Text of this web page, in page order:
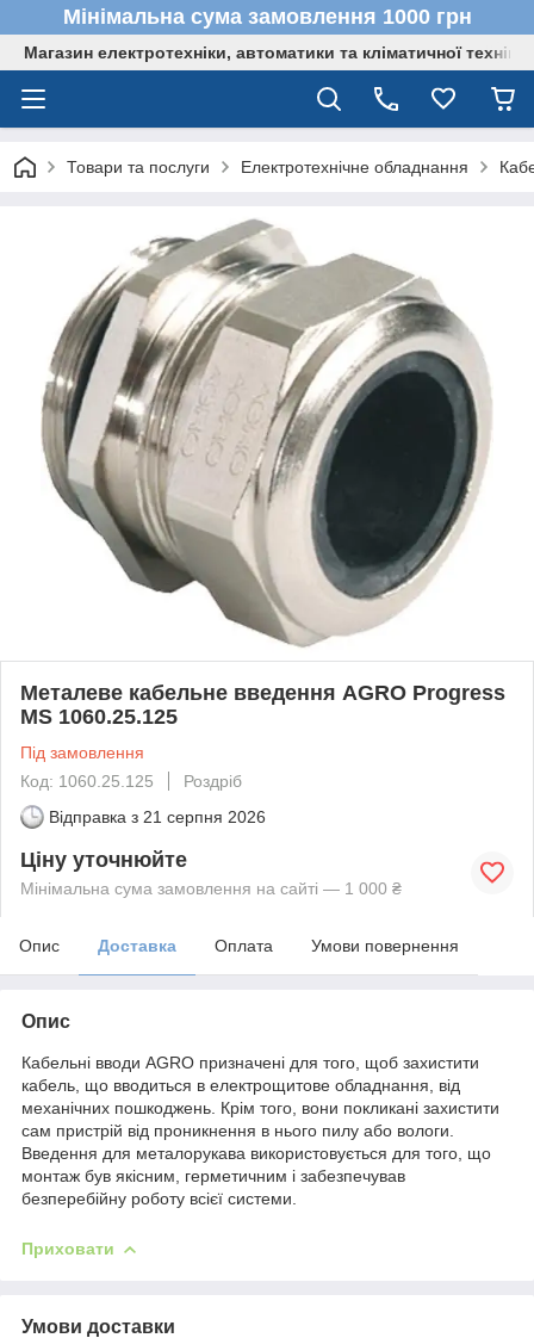
Мінімальна сума замовлення 1000 грн
Магазин електротехніки, автоматики та кліматичної техніки
Товари та послуги Електротехнічне обладнання
Металеве кабельне введення AGRO Progress
MS 1060.25.125
Під замовлення
Код: 1060.25.125
Роздріб
Відправка з 21 серпня 2026
Ціну уточнюйте
Мінімальна сума замовлення на сайті — 1 000 ₴
Опис Доставка Оплата Умови повернення
Опис
Кабельні вводи AGRO призначені для того, щоб захистити
кабель, що вводиться в електрощитове обладнання, від
механічних пошкоджень. Крім того, вони покликані захистити
сам пристрій від проникнення в нього пилу або вологи.
Введення для металорукава використовується для того, що
монтаж був якісним, герметичним і забезпечував
безперебійну роботу всієї системи.
Приховати
Умови доставки